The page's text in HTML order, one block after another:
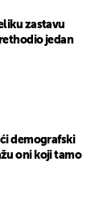
zastavu
jedan
demografski
oni koji tamo